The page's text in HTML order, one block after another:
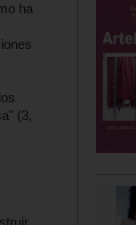
ha
(3,